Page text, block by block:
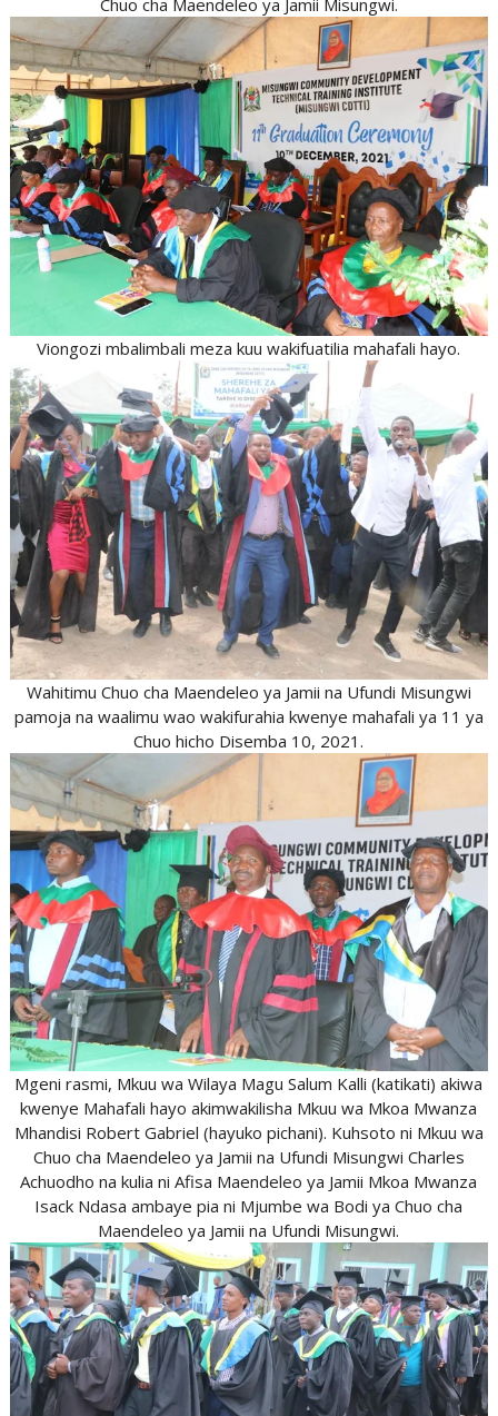
Viongozi mbalimbali meza kuu wakifuatilia mahafali hayo.
Wahitimu Chuo cha Maendeleo ya Jamii na Ufundi Misungwi
pamoja na waalimu wao wakifurahia kwenye mahafali ya 11 ya
Chuo hicho Disemba 10, 2021.
Mgeni rasmi, Mkuu wa Wilaya Magu Salum Kalli (katikati) akiwa
kwenye Mahafali hayo akimwakilisha Mkuu wa Mkoa Mwanza
Mhandisi Robert Gabriel (hayuko pichani). Kuhsoto ni Mkuu wa
Chuo cha Maendeleo ya Jamii na Ufundi Misungwi Charles
Achuodho na kulia ni Afisa Maendeleo ya Jamii Mkoa Mwanza
Isack Ndasa ambaye pia ni Mjumbe wa Bodi ya Chuo cha
Maendeleo ya Jamii na Ufundi Misungwi.